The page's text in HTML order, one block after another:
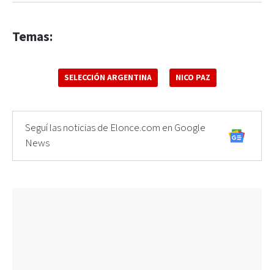
Temas:
SELECCIÓN ARGENTINA NICO PAZ
Seguí las noticias de Elonce.com en Google
News